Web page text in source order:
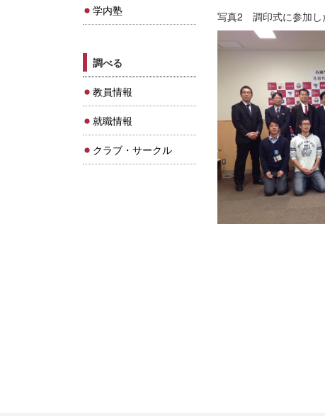
学内塾
調べる
教員情報
就職情報
クラブ・サークル
写真2 調印式に参加し